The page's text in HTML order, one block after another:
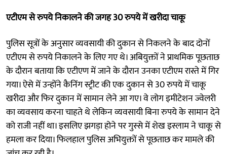
एटीएम से रुपये निकालने की जगह 30 रुपये में खरीदा चाकू
पुलिस सूत्रों के अनुसार व्यवसायी की दुकान से निकलने के बाद दोनों
एटीएम से रुपये निकालने के लिए गए थे। अबियुक्तों ने प्राथमिक पूछताछ
के दौरान बताया कि एटीएण में जाने के दौरान उनका एटीएम रास्ते में गिर
गया। ऐसे में उन्होंने कैनिंग स्ट्रीट की एक दुकान से 30 रुपये में चाकू
खरीदा और फिर दुकान में सामान लेने आ गए। वे लोग इमीटेशन ज्वेलरी
का व्यवसाय करना चाहते थे लेकिन व्यवसायी बिना रुपये के सामान देने
को राजी नहीं था। इसलिए झगड़ा होने पर गुस्से में शेख इस्लाम ने चाकू से
हमला कर दिया। फिलहाल पुलिस अभियुक्तों से पूछताछ कर मामले की